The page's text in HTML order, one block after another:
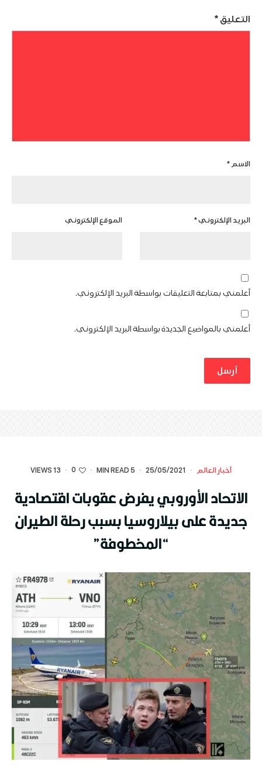
التعليق *
الاسم *
البريد الإلكتروني* الموقع الإلكتروني
أعلمني بمتابعة التعليقات بواسطة البريد الإلكتروني.
أعلمني بالمواضيع الجديدة بواسطة البريد الإلكتروني.
أخبار العالم ·
25/05/2021
·
5 MIN READ
·
0
·
13 VIEWS
الاتحاد الأوروبي يفرض عقوبات اقتصادية
جديدة على بيلاروسيا بسبب رحلة الطيران
“المخطوفة”